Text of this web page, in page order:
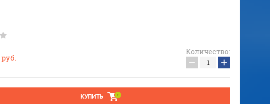
руб.
Количество:
− +
КУПИТЬ